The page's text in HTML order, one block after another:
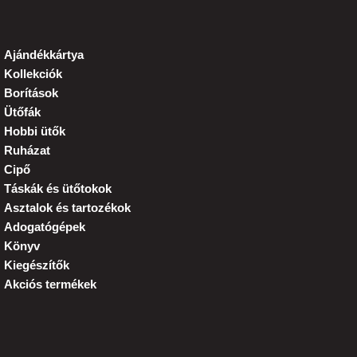
Ajándékkártya
Kollekciók
Borítások
Ütőfák
Hobbi ütők
Ruházat
Cipő
Táskák és ütőtokok
Asztalok és tartozékok
Adogatógépek
Könyv
Kiegészítők
Akciós termékek